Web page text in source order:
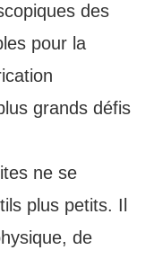
des
pour la
grands défis
ne se
plus petits. Il
de